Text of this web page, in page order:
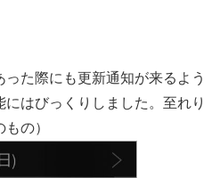
た際にも更新通知が来るよう
はびっくりしました。至れり
の）